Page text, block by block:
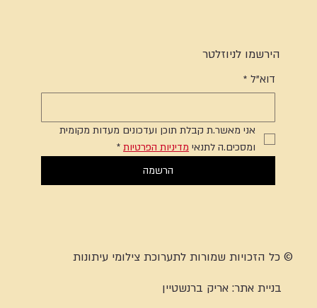
הירשמו לניוזלטר
דוא"ל *
אני מאשר.ת קבלת תוכן ועדכונים מעדות מקומית
ומסכים.ה לתנאי מדיניות הפרטיות *
הרשמה
© כל הזכויות שמורות לתערוכת צילומי עיתונות
בניית אתר:אריק ברנשטיין